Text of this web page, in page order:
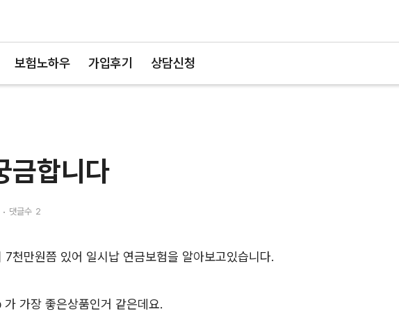
보험노하우 가입후기 상담신청
금합니다
댓글수 2
7천만원쯤 있어 일시납 연금보험을 알아보고있습니다.
가장 좋은상품인거 같은데요.